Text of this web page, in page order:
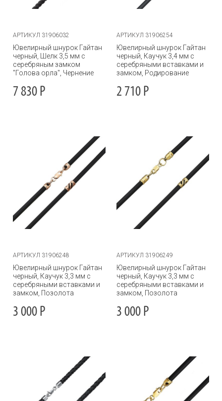
АРТИКУЛ 31906032
Ювелирный шнурок Гайтан
черный, Шелк 3,5 мм с
серебряным замком
"Голова орла", Чернение
7 830 Р
АРТИКУЛ 31906254
Ювелирный шнурок Гайтан
черный, Каучук 3,4 мм с
серебряными вставками и
замком, Родирование
2 710 Р
АРТИКУЛ 31906248
Ювелирный шнурок Гайтан
черный, Каучук 3,3 мм с
серебряными вставками и
замком, Позолота
3 000 Р
АРТИКУЛ 31906249
Ювелирный шнурок Гайтан
черный, Каучук 3,3 мм с
серебряными вставками и
замком, Позолота
3 000 Р